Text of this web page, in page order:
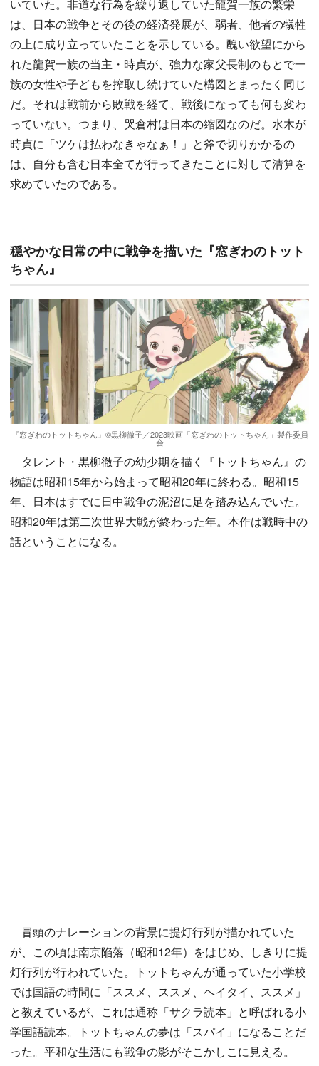
いていた。非道な行為を繰り返していた龍賀一族の繁栄
は、日本の戦争とその後の経済発展が、弱者、他者の犠牲
の上に成り立っていたことを示している。醜い欲望にから
れた龍賀一族の当主・時貞が、強力な家父長制のもとで一
族の女性や子どもを搾取し続けていた構図とまったく同じ
だ。それは戦前から敗戦を経て、戦後になっても何も変わ
っていない。つまり、哭倉村は日本の縮図なのだ。水木が
時貞に「ツケは払わなきゃなぁ！」と斧で切りかかるの
は、自分も含む日本全てが行ってきたことに対して清算を
求めていたのである。
穏やかな日常の中に戦争を描いた『窓ぎわのトット
ちゃん』
『窓ぎわのトットちゃん』©黒柳徹子／2023映画「窓ぎわのトットちゃん」製作委員
会
タレント・黒柳徹子の幼少期を描く『トットちゃん』の
物語は昭和15年から始まって昭和20年に終わる。昭和15
年、日本はすでに日中戦争の泥沼に足を踏み込んでいた。
昭和20年は第二次世界大戦が終わった年。本作は戦時中の
話ということになる。
冒頭のナレーションの背景に提灯行列が描かれていた
が、この頃は南京陥落（昭和12年）をはじめ、しきりに提
灯行列が行われていた。トットちゃんが通っていた小学校
では国語の時間に「ススメ、ススメ、ヘイタイ、ススメ」
と教えているが、これは通称「サクラ読本」と呼ばれる小
学国語読本。トットちゃんの夢は「スパイ」になることだ
った。平和な生活にも戦争の影がそこかしこに見える。